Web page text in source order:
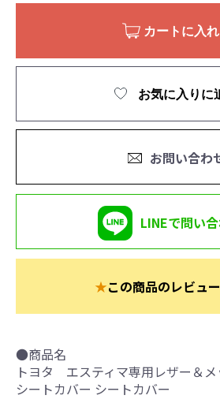
カートに入
お気に入りに
お問い合わ
LINEで問い
★この商品のレビュ
●商品名
トヨタ エスティマ専用レザー＆メ
シートカバー シートカバー